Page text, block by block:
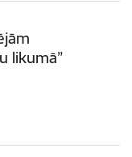
likumā”